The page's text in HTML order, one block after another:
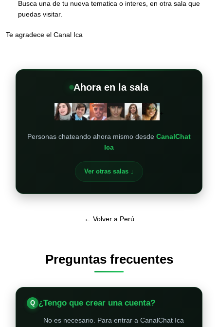
Busca una de tu nueva tematica o interes, en otra sala que
puedas visitar.
Te agradece el Canal Ica
Ahora en la sala
Personas chateando ahora mismo desde CanalChat
Ica
Ver otras salas ↓
← Volver a Perú
Preguntas frecuentes
¿Tengo que crear una cuenta?
No es necesario. Para entrar a CanalChat Ica